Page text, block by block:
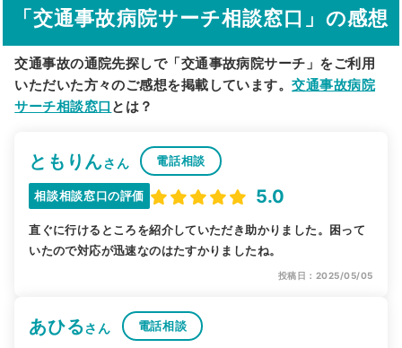
駅から探す 院名から探す
「交通事故病院サーチ相談窓口」の感想
交通事故の通院先探しで「交通事故病院サーチ」をご利用
いただいた方々のご感想を掲載しています。交通事故病院
サーチ相談窓口 とは？
ともりんさん 電話相談
相談相談窓口の評価 5.0
直ぐに行けるところを紹介していただき助かりました。困って
いたので対応が迅速なのはたすかりましたね。
投稿日：2025/05/05
あひるさん 電話相談